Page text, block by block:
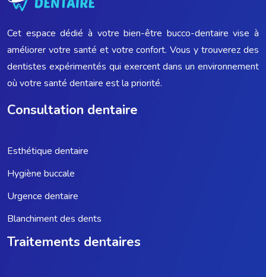
Cet espace dédié à votre bien-être bucco-dentaire vise à
améliorer votre santé et votre confort. Vous y trouverez des
dentistes expérimentés qui exercent dans un environnement
où votre santé dentaire est la priorité.
Consultation dentaire
Esthétique dentaire
Hygiène buccale
Urgence dentaire
Blanchiment des dents
Traitements dentaires